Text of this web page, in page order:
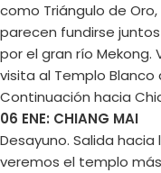
como Triángulo de
parecen fundirse
por el gran río Mekong.
visita al Templo Blanco
Continuación hacia
06 ENE: CHIANG MAI
Desayuno. Salida
veremos el templo